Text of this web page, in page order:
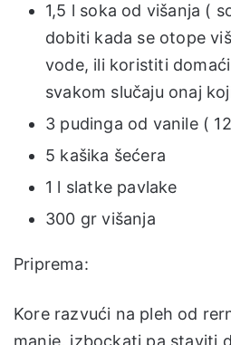
1,5 l soka od višanja (
dobiti kada se otope
vode, ili koristiti
svakom slučaju onaj
3 pudinga od vanile (
5 kašika šećera
1 l slatke pavlake
300 gr višanja
Priprema:
Kore razvući na pleh od
manje, izbockati pa staviti